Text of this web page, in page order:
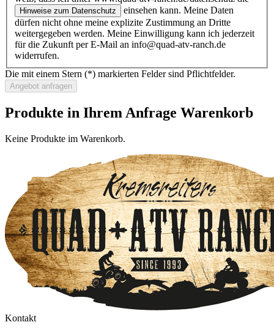
Hinweise zum Datenschutz
einsehen kann. Meine Daten
dürfen nicht ohne meine explizite Zustimmung an Dritte
weitergegeben werden. Meine Einwilligung kann ich jederzeit
für die Zukunft per E-Mail an info@quad-atv-ranch.de
widerrufen.
Die mit einem Stern (*) markierten Felder sind Pflichtfelder.
Produkte in Ihrem Anfrage Warenkorb
Keine Produkte im Warenkorb.
Kontakt